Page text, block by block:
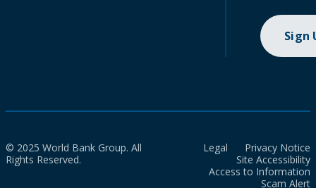
Sign
© 2025 World Bank Group. All
Rights Reserved.
Legal
Privacy Notice
Site Accessibility
Access to Information
Scam Alert